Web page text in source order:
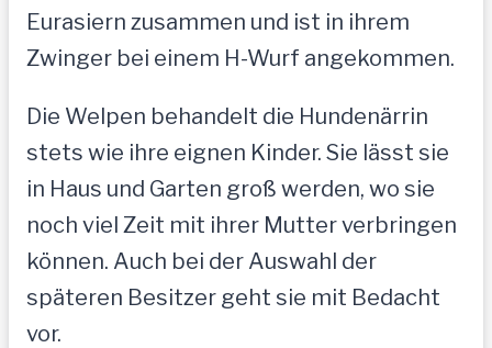
Eurasiern zusammen und ist in ihrem
Zwinger bei einem H-Wurf angekommen.
Die Welpen behandelt die Hundenärrin
stets wie ihre eignen Kinder. Sie lässt sie
in Haus und Garten groß werden, wo sie
noch viel Zeit mit ihrer Mutter verbringen
können. Auch bei der Auswahl der
späteren Besitzer geht sie mit Bedacht
vor.